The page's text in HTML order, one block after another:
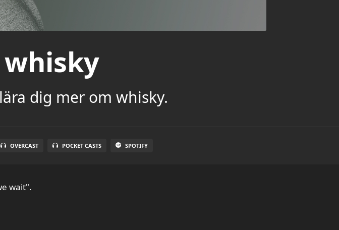
dig mer om whisky.
OVERCAST POCKET CASTS SPOTIFY
wait".